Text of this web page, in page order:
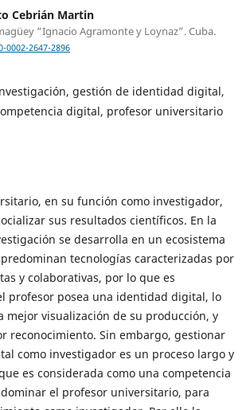
Cebrián Martin
“Ignacio Agramonte y Loynaz”. Cuba.
2647-2896
gestión de identidad digital,
digital, profesor universitario
en su función como investigador,
sus resultados científicos. En la
se desarrolla en un ecosistema
tecnologías caracterizadas por
y colaborativas, por lo que es
profesor posea una identidad digital, lo
mejor visualización de su producción, y
reconocimiento. Sin embargo, gestionar
como investigador es un proceso largo y
es considerada como una competencia
el profesor universitario, para